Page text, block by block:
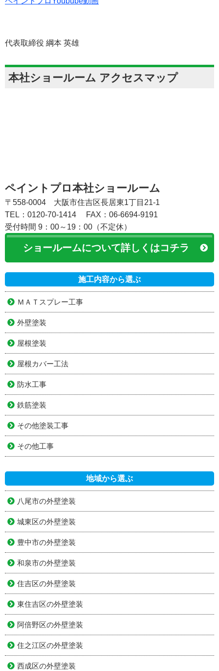
代表取締役 綱本 英雄
本社ショールーム アクセスマップ
ペイントプロ本社ショールーム
〒558-0004 大阪市住吉区長居東1丁目21-1
TEL：0120-70-1414
FAX：06-6694-9191
受付時間 9：00～19：00（不定休）
ショールームについて詳しくはコチラ
施工内容から選ぶ
ＭＡＴスプレー工事
外壁塗装
屋根塗装
屋根カバー工法
防水工事
鉄筋塗装
その他塗装工事
その他工事
地域から選ぶ
八尾市の外壁塗装
城東区の外壁塗装
豊中市の外壁塗装
和泉市の外壁塗装
住吉区の外壁塗装
東住吉区の外壁塗装
阿倍野区の外壁塗装
住之江区の外壁塗装
西成区の外壁塗装